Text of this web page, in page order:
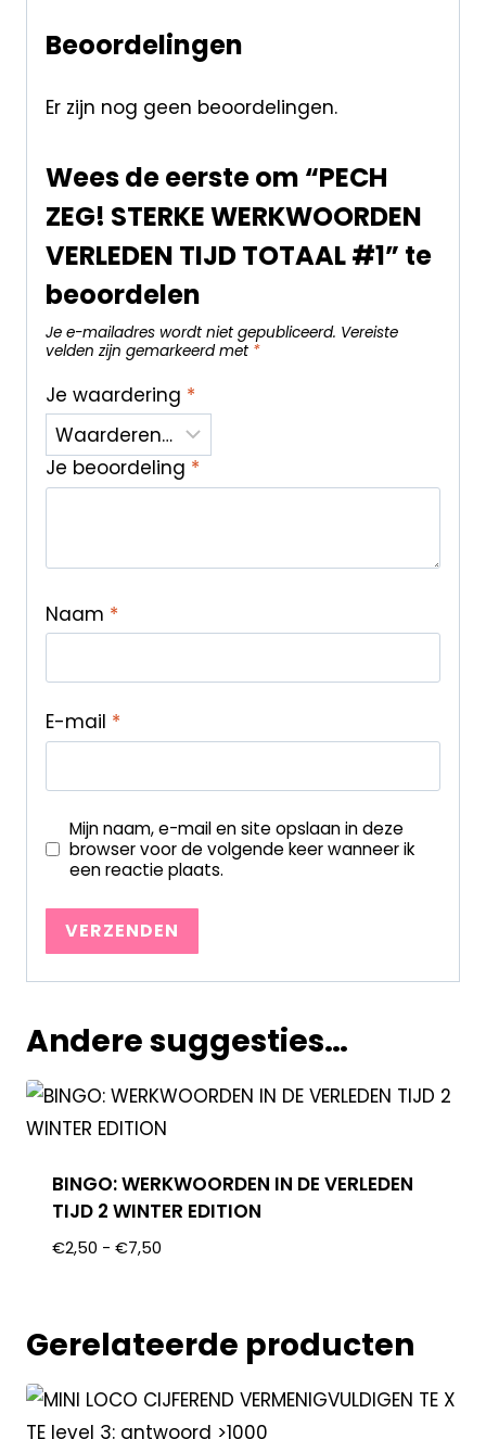
Beoordelingen
Er zijn nog geen beoordelingen.
Wees de eerste om “PECH
ZEG! STERKE WERKWOORDEN
VERLEDEN TIJD TOTAAL #1” te
beoordelen
Je e-mailadres wordt niet gepubliceerd. Vereiste
velden zijn gemarkeerd met *
Je waardering *
Je beoordeling *
Naam *
E-mail *
Mijn naam, e-mail en site opslaan in deze
browser voor de volgende keer wanneer ik
een reactie plaats.
Andere suggesties…
BINGO: WERKWOORDEN IN DE VERLEDEN
TIJD 2 WINTER EDITION
€2,50 - €7,50
Gerelateerde producten